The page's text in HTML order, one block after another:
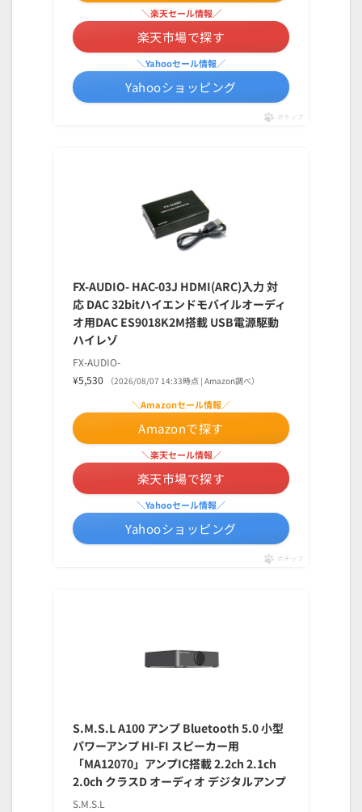
＼楽天セール情報／
楽天市場で探す
＼Yahooセール情報／
Yahooショッピング
ポチップ
FX-AUDIO- HAC-03J HDMI(ARC)入力 対
応 DAC 32bitハイエンドモバイルオーディ
オ用DAC ES9018K2M搭載 USB電源駆動
ハイレゾ
FX-AUDIO-
¥5,530
（2026/08/07 14:33時点 | Amazon調べ）
＼Amazonセール情報／
Amazonで探す
＼楽天セール情報／
楽天市場で探す
＼Yahooセール情報／
Yahooショッピング
ポチップ
S.M.S.L A100 アンプ Bluetooth 5.0 小型
パワーアンプ HI-FI スピーカー用
「MA12070」アンプIC搭載 2.2ch 2.1ch
2.0ch クラスD オーディオ デジタルアンプ
S.M.S.L